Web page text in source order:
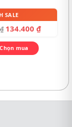
₫ 134.400 ₫
Chọn mua